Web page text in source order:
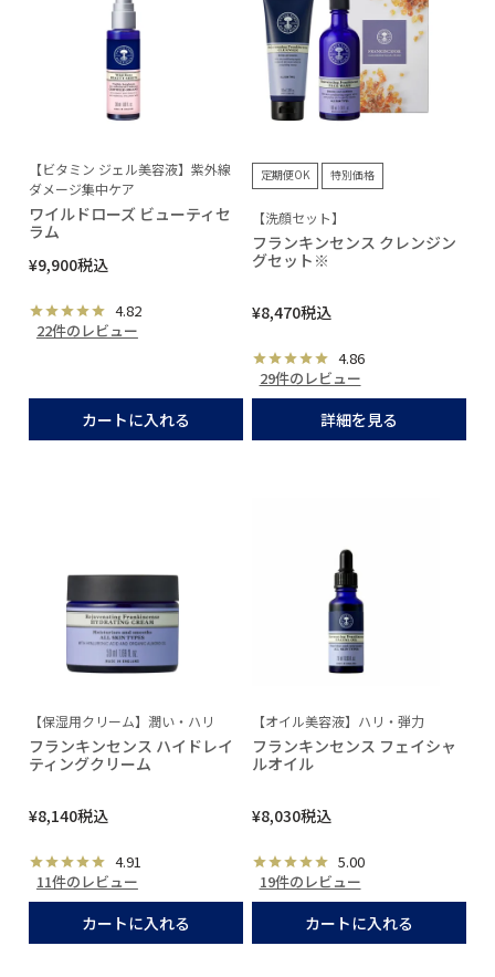
【ビタミン ジェル美容液】紫外線
ダメージ集中ケア
ワイルドローズ ビューティセ
ラム
¥9,900税込
4.82
22件のレビュー
カートに入れる
定期便OK 特別価格
【洗顔セット】
フランキンセンス クレンジン
グセット※
¥8,470税込
4.86
29件のレビュー
詳細を見る
【保湿用クリーム】潤い・ハリ
フランキンセンス ハイドレイ
ティングクリーム
¥8,140税込
4.91
11件のレビュー
カートに入れる
【オイル美容液】ハリ・弾力
フランキンセンス フェイシャ
ルオイル
¥8,030税込
5.00
19件のレビュー
カートに入れる